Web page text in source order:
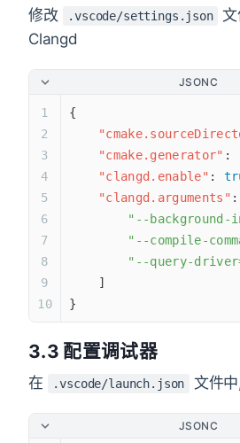
修改 .vscode/settings.json
Clangd
JSONC
{
    "cmake.generator"
:
    "clangd.enable"
:
    "clangd.arguments"
"--background-
"--compile-
"--query-
    ]
}
3.3 配置调试器
在 .vscode/launch.json 文件
JSONC